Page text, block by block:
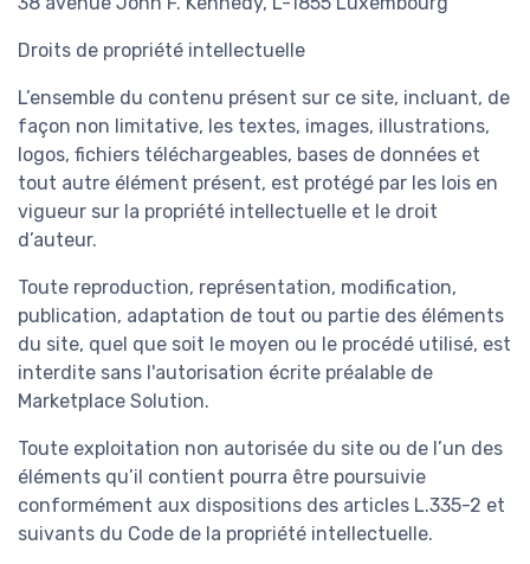
Droits de propriété intellectuelle
L’ensemble du contenu présent sur ce site, incluant, de
façon non limitative, les textes, images, illustrations,
logos, fichiers téléchargeables, bases de données et
tout autre élément présent, est protégé par les lois en
vigueur sur la propriété intellectuelle et le droit
d’auteur.
Toute reproduction, représentation, modification,
publication, adaptation de tout ou partie des éléments
du site, quel que soit le moyen ou le procédé utilisé, est
interdite sans l'autorisation écrite préalable de
Marketplace Solution.
Toute exploitation non autorisée du site ou de l’un des
éléments qu’il contient pourra être poursuivie
conformément aux dispositions des articles L.335-2 et
suivants du Code de la propriété intellectuelle.